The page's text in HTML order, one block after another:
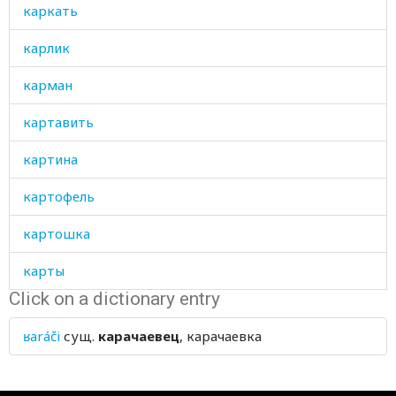
каркать
карлик
карман
картавить
картина
картофель
картошка
карты
касаться
касающийся
Click on a dictionary entry
ʁaráči сущ. карачаевец, карачаевка